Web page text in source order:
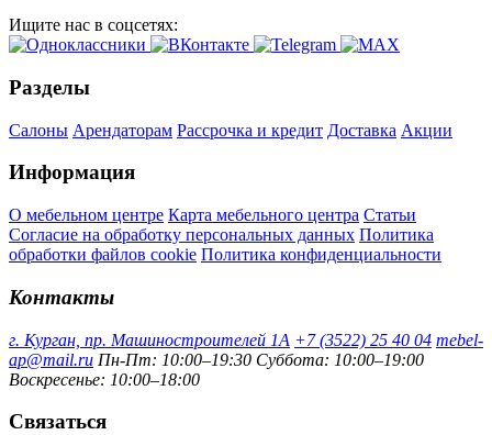
Ищите нас в соцсетях:
Разделы
Салоны Арендаторам Рассрочка и кредит Доставка Акции
Информация
О мебельном центре Карта мебельного центра Статьи
Согласие на обработку персональных данных Политика
обработки файлов cookie Политика конфиденциальности
Контакты
г. Курган, пр. Машиностроителей 1А +7 (3522) 25 40 04 mebel-
ap@mail.ru Пн-Пт: 10:00–19:30 Суббота: 10:00–19:00
Воскресенье: 10:00–18:00
Связаться